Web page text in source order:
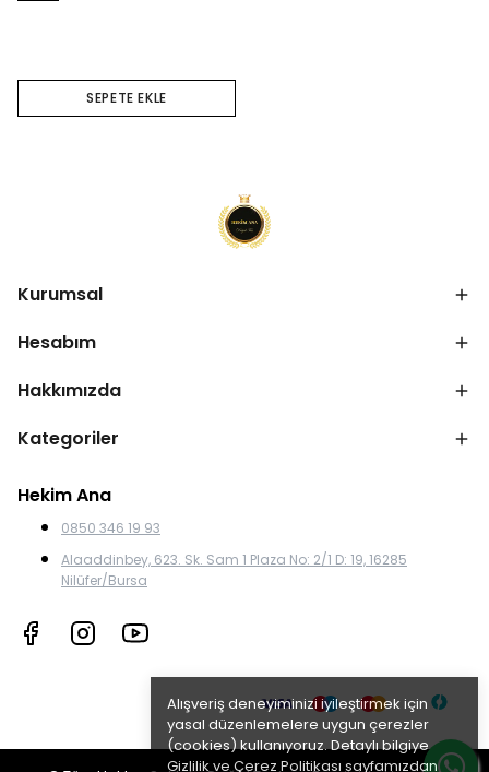
Alışveriş deneyiminizi iyileştirmek için
yasal düzenlemelere uygun çerezler
(cookies) kullanıyoruz. Detaylı bilgiye
Gizlilik ve Çerez Politikası sayfamızdan
SEPETE EKLE
Kurumsal
Hesabım
Hakkımızda
Kategoriler
Hekim Ana
0850 346 19 93
Alaaddinbey, 623. Sk. Sam 1 Plaza No: 2/1 D: 19, 16285
Nilüfer/Bursa